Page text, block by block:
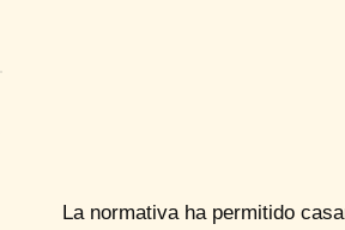
La normativa ha permitido